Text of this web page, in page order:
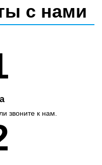
с нами
звоните к нам.